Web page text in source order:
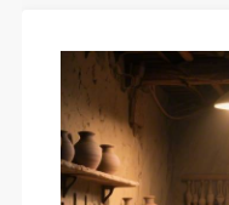
江卓木王红木家俱有限公司
木家具与高端中式整装领域的